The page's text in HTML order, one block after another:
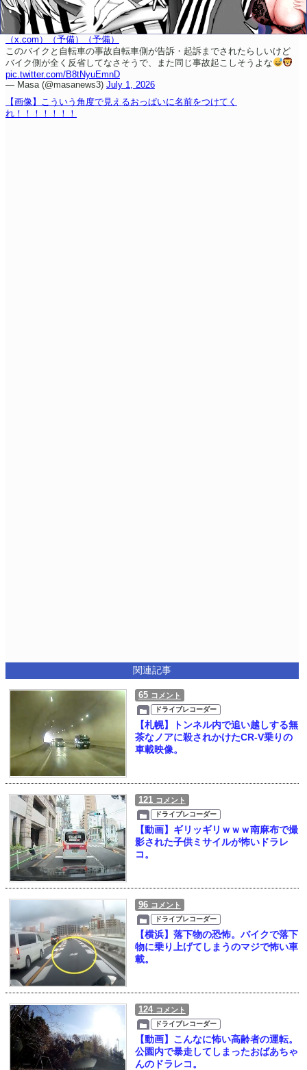
（x.com） （予備）
（予備）
このバイクと自転車の事故自転車側が告訴・起訴までされたらしいけど
バイク側が全く反省してなさそうで、また同じ事故起こしそうよな
pic.twitter.com/B8tNyuEmnD
— Masa (@masanews3) July 1, 2026
【画像】こういう角度で見えるおっぱいに名前をつけてく
れ！！！！！！！
関連記事
65 コメント
ドライブレコーダー
【札幌】トンネル内で追い越しする無
茶なノアに殺されかけたCR-V乗りの
車載映像。
121 コメント
ドライブレコーダー
【動画】ギリッギリｗｗｗ南麻布で撮
影された子供ミサイルが怖いドラレ
コ。
96 コメント
ドライブレコーダー
【横浜】落下物の恐怖。バイクで落下
物に乗り上げてしまうのマジで怖い車
載。
124 コメント
ドライブレコーダー
【動画】こんなに怖い高齢者の運転。
公園内で暴走してしまったおばあちゃ
んのドラレコ。